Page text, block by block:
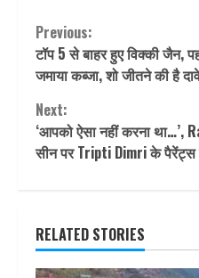
Continue
Reading
Previous:
टॉप 5 से बाहर हुए विक्की जैन,
जमाया कब्जा, शो जीतने की है
Next:
‘आपको ऐसा नहीं करना था…’,
सीन पर Tripti Dimri के पैरेंट्स
RELATED STORIES